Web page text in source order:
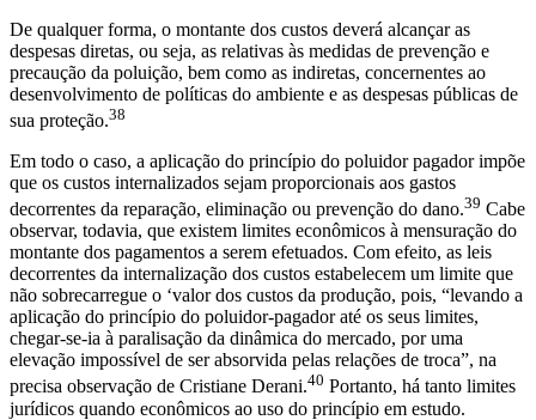
De qualquer forma, o montante dos custos deverá alcançar as
despesas diretas, ou seja, as relativas às medidas de prevenção e
precaução da poluição, bem como as indiretas, concernentes ao
desenvolvimento de políticas do ambiente e as despesas públicas de
sua proteção.38
Em todo o caso, a aplicação do princípio do poluidor pagador impõe
que os custos internalizados sejam proporcionais aos gastos
decorrentes da reparação, eliminação ou prevenção do dano.39 Cabe
observar, todavia, que existem limites econômicos à mensuração do
montante dos pagamentos a serem efetuados. Com efeito, as leis
decorrentes da internalização dos custos estabelecem um limite que
não sobrecarregue o ‘valor dos custos da produção, pois, “levando a
aplicação do princípio do poluidor-pagador até os seus limites,
chegar-se-ia à paralisação da dinâmica do mercado, por uma
elevação impossível de ser absorvida pelas relações de troca”, na
precisa observação de Cristiane Derani.40 Portanto, há tanto limites
jurídicos quando econômicos ao uso do princípio em estudo.